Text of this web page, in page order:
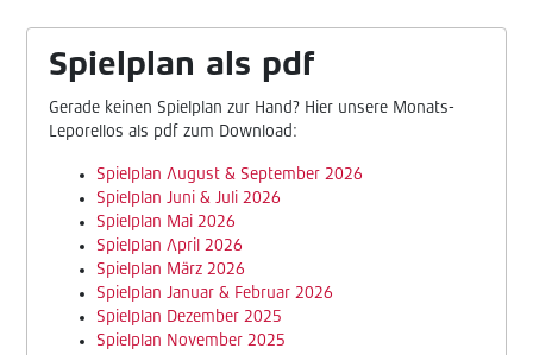
Spielplan als pdf
Gerade keinen Spielplan zur Hand? Hier unsere Monats-
Leporellos als pdf zum Download:
Spielplan August & September 2026
Spielplan Juni & Juli 2026
Spielplan Mai 2026
Spielplan April 2026
Spielplan März 2026
Spielplan Januar & Februar 2026
Spielplan Dezember 2025
Spielplan November 2025